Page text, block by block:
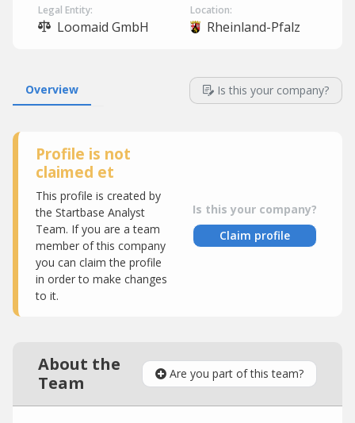
Legal Entity:
Loomaid GmbH
Location:
Rheinland-Pfalz
Overview Is this your company?
Profile is not
claimed et
This profile is created by
the Startbase Analyst
Team. If you are a team
member of this company
you can claim the profile
in order to make changes
to it.
Is this your company?
Claim profile
About the
Team
Are you part of this team?